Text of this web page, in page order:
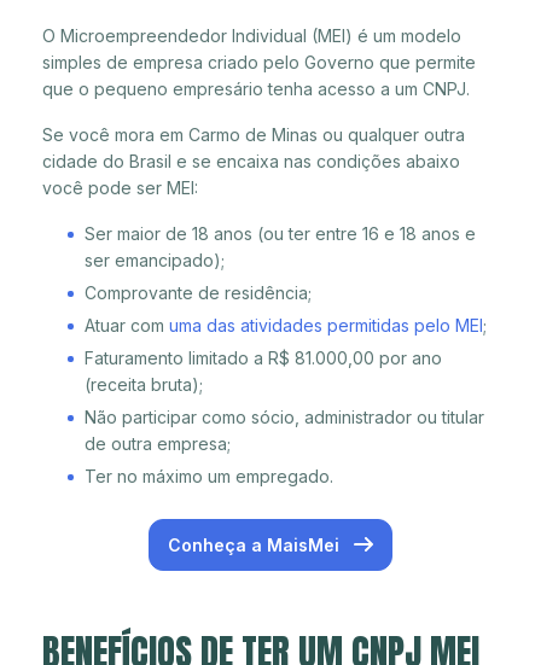
O Microempreendedor Individual (MEI) é um modelo
simples de empresa criado pelo Governo que permite
que o pequeno empresário tenha acesso a um CNPJ.
Se você mora em Carmo de Minas ou qualquer outra
cidade do Brasil e se encaixa nas condições abaixo
você pode ser MEI:
Ser maior de 18 anos (ou ter entre 16 e 18 anos e
ser emancipado);
Comprovante de residência;
Atuar com uma das atividades permitidas pelo MEI;
Faturamento limitado a R$ 81.000,00 por ano
(receita bruta);
Não participar como sócio, administrador ou titular
de outra empresa;
Ter no máximo um empregado.
Conheça a MaisMei
BENEFÍCIOS DE TER UM CNPJ MEI